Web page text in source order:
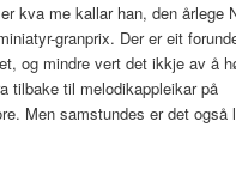
kva me kallar han, den årlege
granprix. Der er eit
og mindre vert det ikkje av å
tilbake til melodikappleikar på
Men samstundes er det også